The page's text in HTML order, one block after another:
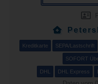
Kreditkarte SEPA/Lastschrift
SOFORT
DHL DHL Express